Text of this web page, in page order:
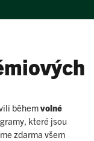
běhemvolné
které jsou
zdarma všem